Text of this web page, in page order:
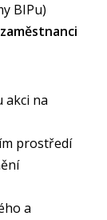
BIPu)
na
prostředí
a